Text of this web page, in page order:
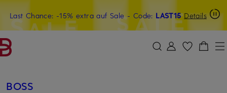
ZUM HAUPTINHALT ÜBERSPRINGEN ZUM SUCHFELD ÜBERSPRINGEN
Last Chance: -15% extra auf Sale- Code: LAST15 Details
20€-Willkommensgutschein mit Beyond sichern
BOSS